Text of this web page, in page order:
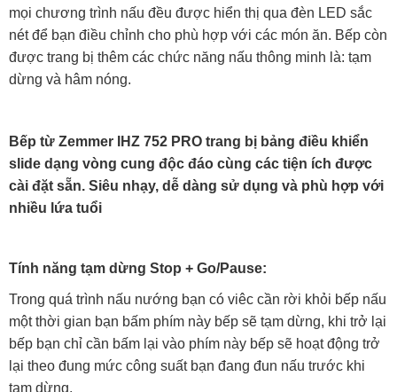
mọi chương trình nấu đều được hiển thị qua đèn LED sắc
nét để bạn điều chỉnh cho phù hợp với các món ăn. Bếp còn
được trang bị thêm các chức năng nấu thông minh là: tạm
dừng và hâm nóng.
Bếp từ Zemmer IHZ 752 PRO trang bị bảng điều khiển
slide dạng vòng cung độc đáo cùng các tiện ích được
cài đặt sẵn. Siêu nhạy, dễ dàng sử dụng và phù hợp với
nhiều lứa tuổi
Tính năng tạm dừng Stop + Go/Pause:
Trong quá trình nấu nướng bạn có viêc cần rời khỏi bếp nấu
một thời gian bạn bấm phím này bếp sẽ tạm dừng, khi trở lại
bếp bạn chỉ cần bấm lại vào phím này bếp sẽ hoạt động trở
lại theo đung mức công suất bạn đang đun nấu trước khi
tạm dừng.